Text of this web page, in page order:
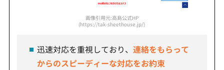
画像引用元:高島公式HP
(https://tak-sheethouse.jp/)
迅速対応を重視しており、連絡をもらって
からのスピーディーな対応をお約束